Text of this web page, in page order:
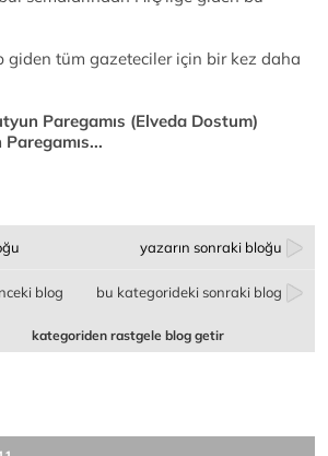
giden tüm gazeteciler için bir kez daha
Paregamıs (Elveda Dostum)
yazarın sonraki bloğu
blog bu kategorideki sonraki blog
kategoriden rastgele blog getir